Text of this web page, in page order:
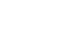
hacer
del producto y/
del producto
En caso de
necesario